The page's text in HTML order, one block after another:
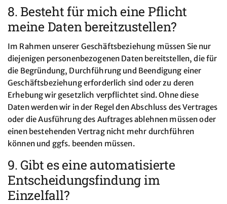
8. Besteht für mich eine Pflicht
meine Daten bereitzustellen?
Im Rahmen unserer Geschäftsbeziehung müssen Sie nur
diejenigen personenbezogenen Daten bereitstellen, die für
die Begründung, Durchführung und Beendigung einer
Geschäftsbeziehung erforderlich sind oder zu deren
Erhebung wir gesetzlich verpflichtet sind. Ohne diese
Daten werden wir in der Regel den Abschluss des Vertrages
oder die Ausführung des Auftrages ablehnen müssen oder
einen bestehenden Vertrag nicht mehr durchführen
können und ggfs. beenden müssen.
9. Gibt es eine automatisierte
Entscheidungsfindung im
Einzelfall?